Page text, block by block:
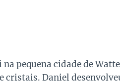
pequena cidade de
cristais. Daniel